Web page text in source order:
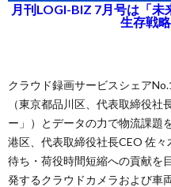
月刊LOGI-BIZ 7月号は「
生存戦
クラウド録画サービスシェア
（東京都品川区、代表取締役社
ー」）とデータの力で物流課題
港区、代表取締役社長CEO 佐
待ち・荷役時間短縮への貢献を
発するクラウドカメラおよび車